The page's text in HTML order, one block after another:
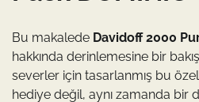
Bu makalede Davidoff 2000
hakkında derinlemesine bir
severler için tasarlanmış bu
hediye değil, aynı zamanda bir